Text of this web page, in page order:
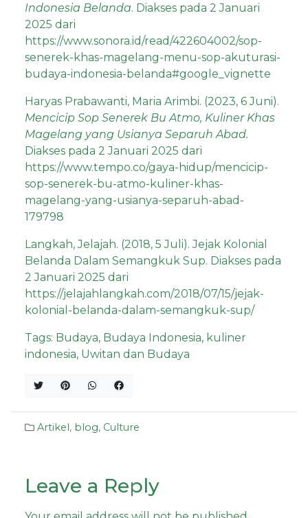
Indonesia Belanda. Diakses pada 2 Januari
2025 dari
https://www.sonora.id/read/422604002/sop-
senerek-khas-magelang-menu-sop-akuturasi-
budaya-indonesia-belanda#google_vignette
Haryas Prabawanti, Maria Arimbi. (2023, 6 Juni).
Mencicip Sop Senerek Bu Atmo, Kuliner Khas
Magelang yang Usianya Separuh Abad.
Diakses pada 2 Januari 2025 dari
https://www.tempo.co/gaya-hidup/mencicip-
sop-senerek-bu-atmo-kuliner-khas-
magelang-yang-usianya-separuh-abad-
179798
Langkah, Jelajah. (2018, 5 Juli). Jejak Kolonial
Belanda Dalam Semangkuk Sup. Diakses pada
2 Januari 2025 dari
https://jelajahlangkah.com/2018/07/15/jejak-
kolonial-belanda-dalam-semangkuk-sup/
Tags: Budaya, Budaya Indonesia, kuliner
indonesia, Uwitan dan Budaya
Artikel, blog, Culture
Leave a Reply